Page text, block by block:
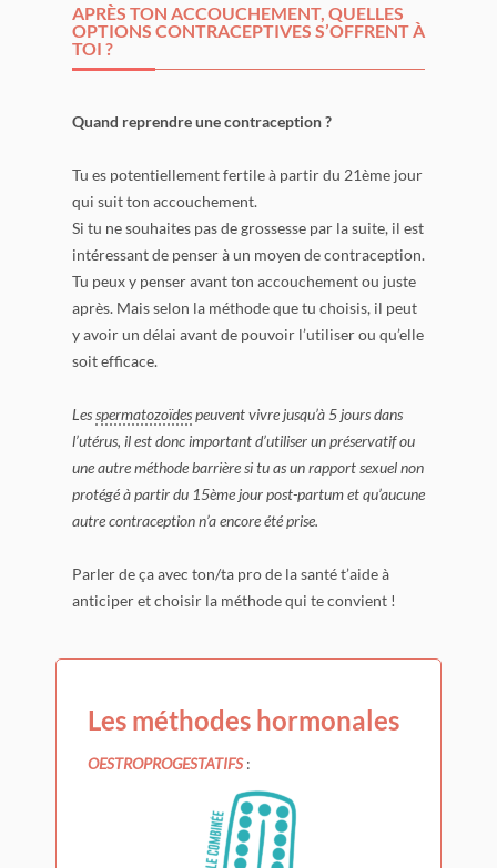
APRÈS TON ACCOUCHEMENT, QUELLES
OPTIONS CONTRACEPTIVES S’OFFRENT À
TOI ?
Quand reprendre une contraception ?
Tu es potentiellement fertile à partir du 21ème jour
qui suit ton accouchement.
Si tu ne souhaites pas de grossesse par la suite, il est
intéressant de penser à un moyen de contraception.
Tu peux y penser avant ton accouchement ou juste
après. Mais selon la méthode que tu choisis, il peut
y avoir un délai avant de pouvoir l’utiliser ou qu’elle
soit efficace.
Lesspermatozoïdespeuvent vivre jusqu’à 5 jours dans
l’utérus, il est donc important d’utiliser un préservatif ou
une autre méthode barrière si tu as un rapport sexuel non
protégé à partir du 15ème jour post-partum et qu’aucune
autre contraception n’a encore été prise.
Parler de ça avec ton/ta pro de la santé t’aide à
anticiper et choisir la méthode qui te convient !
Les méthodes hormonales
OESTROPROGESTATIFS: